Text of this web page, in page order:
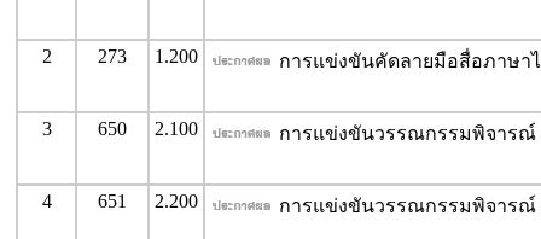
2 273 1.200 การแข่งขันคัดลายมือสื่อภาษา
3 650 2.100 การแข่งขันวรรณกรรมพิจารณ์
4 651 2.200 การแข่งขันวรรณกรรมพิจารณ์